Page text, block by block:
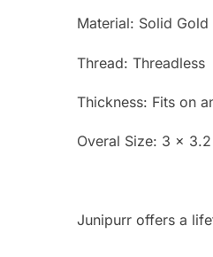
Material: Solid Gold
Thread: Threadless
Thickness: Fits on
Overal Size: 3 x
Junipurr offers a